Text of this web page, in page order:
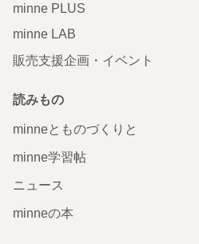
minne PLUS
minne LAB
販売支援企画・イベント
読みもの
minneとものづくりと
minne学習帖
ニュース
minneの本